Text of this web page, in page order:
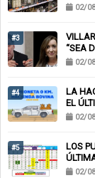
02/
#3
“SEA
02/
#4
LA
EL
02/
#5
LOS
02/